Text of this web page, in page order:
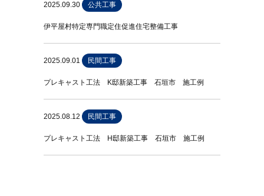
2025.09.30 公共工事
伊平屋村特定専門職定住促進住宅整備工事
2025.09.01 民間工事
プレキャスト工法 K邸新築工事 石垣市 施工例
2025.08.12 民間工事
プレキャスト工法 H邸新築工事 石垣市 施工例